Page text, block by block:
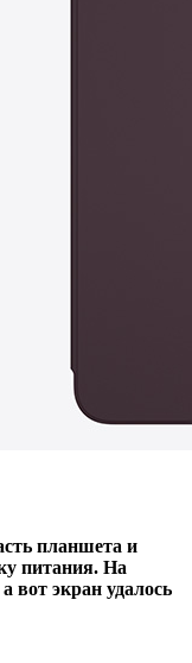
планшета и
питания. На
вот экран удалось